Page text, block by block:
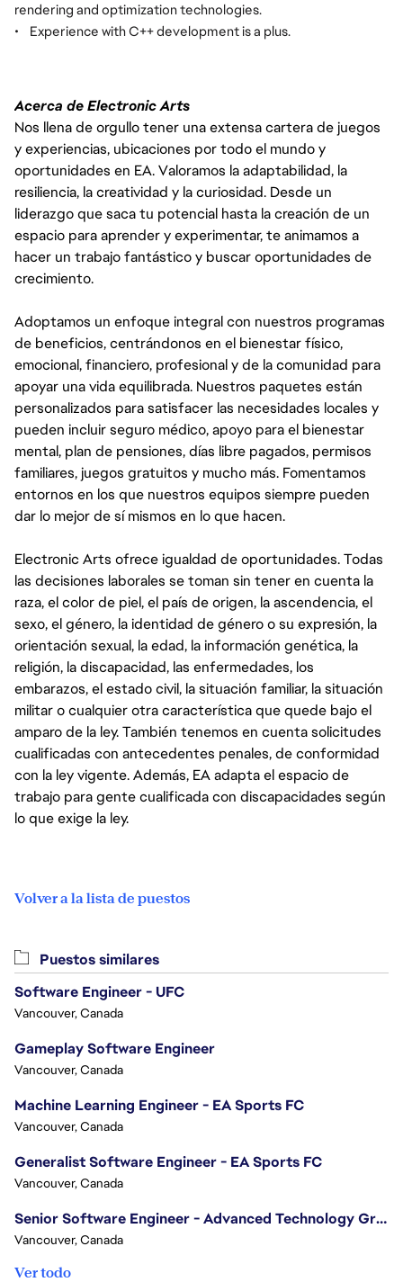
rendering and optimization technologies.
•
Experience with C++ development is a plus.
Acerca de Electronic Arts
Nos llena de orgullo tener una extensa cartera de juegos
y experiencias, ubicaciones por todo el mundo y
oportunidades en EA. Valoramos la adaptabilidad, la
resiliencia, la creatividad y la curiosidad. Desde un
liderazgo que saca tu potencial hasta la creación de un
espacio para aprender y experimentar, te animamos a
hacer un trabajo fantástico y buscar oportunidades de
crecimiento.
Adoptamos un enfoque integral con nuestros programas
de beneficios, centrándonos en el bienestar físico,
emocional, financiero, profesional y de la comunidad para
apoyar una vida equilibrada. Nuestros paquetes están
personalizados para satisfacer las necesidades locales y
pueden incluir seguro médico, apoyo para el bienestar
mental, plan de pensiones, días libre pagados, permisos
familiares, juegos gratuitos y mucho más. Fomentamos
entornos en los que nuestros equipos siempre pueden
dar lo mejor de sí mismos en lo que hacen.
Electronic Arts ofrece igualdad de oportunidades. Todas
las decisiones laborales se toman sin tener en cuenta la
raza, el color de piel, el país de origen, la ascendencia, el
sexo, el género, la identidad de género o su expresión, la
orientación sexual, la edad, la información genética, la
religión, la discapacidad, las enfermedades, los
embarazos, el estado civil, la situación familiar, la situación
militar o cualquier otra característica que quede bajo el
amparo de la ley. También tenemos en cuenta solicitudes
cualificadas con antecedentes penales, de conformidad
con la ley vigente. Además, EA adapta el espacio de
trabajo para gente cualificada con discapacidades según
lo que exige la ley.
Volver a la lista de puestos
Puestos similares
Software Engineer - UFC
Vancouver, Canada
Gameplay Software Engineer
Vancouver, Canada
Machine Learning Engineer - EA Sports FC
Vancouver, Canada
Generalist Software Engineer - EA Sports FC
Vancouver, Canada
Senior Software Engineer - Advanced Technology Group
Vancouver, Canada
Ver todo